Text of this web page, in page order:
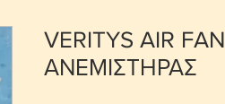
VERITYS AIR FAN
ΑΝΕΜΙΣΤΗΡΑΣ